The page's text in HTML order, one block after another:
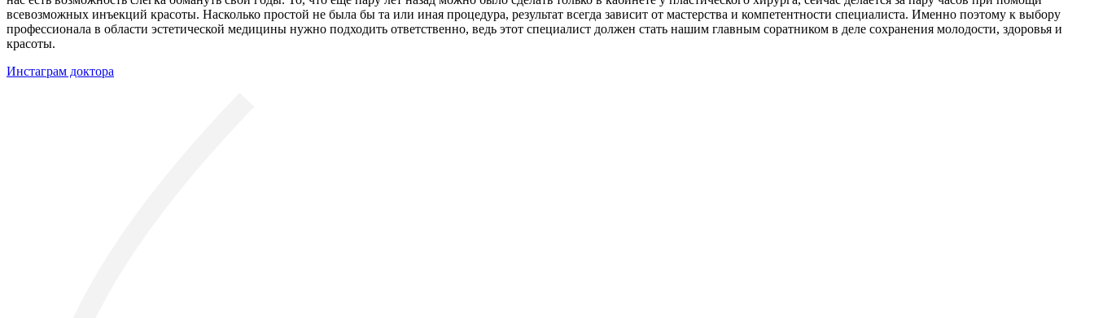
всевозможных инъекций красоты. Насколько простой не была бы та или иная процедура, результат всегда зависит от мастерства и компетентности специалиста. Именно поэтому к выбору
профессионала в области эстетической медицины нужно подходить ответственно, ведь этот специалист должен стать нашим главным соратником в деле сохранения молодости, здоровья и
красоты.
Инстаграм доктора